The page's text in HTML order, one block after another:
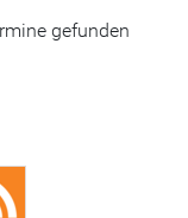
gefunden